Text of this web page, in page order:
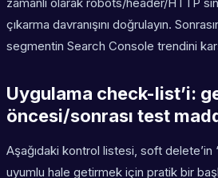
çıkarma davranışını doğrulayın.
segmentin Search Console trendini
Uygulama check-list’i:
öncesi/sonrası test
Aşağıdaki kontrol listesi, soft delete’in
uyumlu hale getirmek için pratik bir